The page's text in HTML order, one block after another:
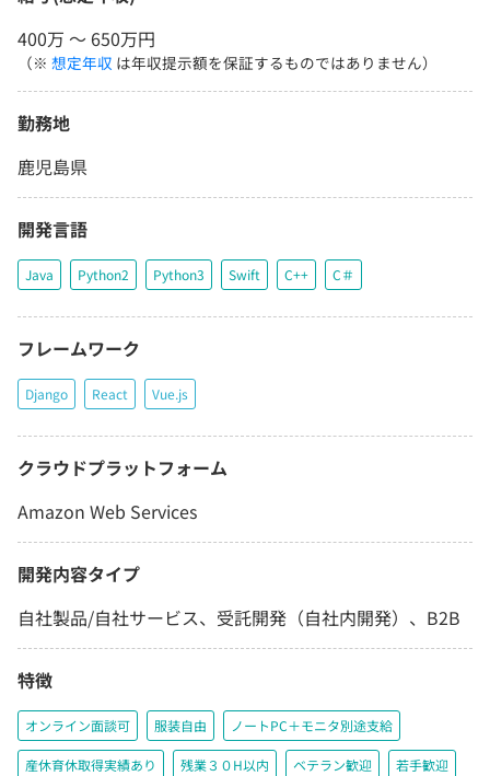
400万 〜 650万円
（※ 想定年収 は年収提示額を保証するものではありません）
勤務地
鹿児島県
開発言語
Java Python2 Python3 Swift C++ C＃
フレームワーク
Django React Vue.js
クラウドプラットフォーム
Amazon Web Services
開発内容タイプ
自社製品/自社サービス、受託開発（自社内開発）、B2B
特徴
オンライン面談可 服装自由 ノートPC＋モニタ別途支給
産休育休取得実績あり 残業３０H以内 ベテラン歓迎 若手歓迎